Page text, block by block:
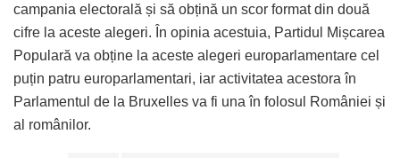
campania electorală și să obțină un scor format din două
cifre la aceste alegeri. În opinia acestuia, Partidul Mișcarea
Populară va obține la aceste alegeri europarlamentare cel
puțin patru europarlamentari, iar activitatea acestora în
Parlamentul de la Bruxelles va fi una în folosul României și
al românilor.